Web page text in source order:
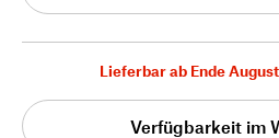
Lieferbar ab Ende August
Verfügbarkeit im